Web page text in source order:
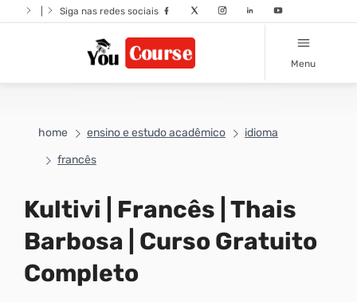
Siga nas redes sociais
Menu
home ensino e estudo acadêmico
idioma
francês
Kultivi | Francês | Thais
Barbosa | Curso Gratuito
Completo